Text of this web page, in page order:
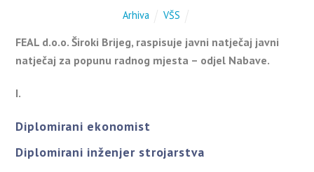
Arhiva VŠS
FEAL d.o.o. Široki Brijeg, raspisuje javni natječaj javni
natječaj za popunu radnog mjesta – odjel Nabave.
I.
Diplomirani ekonomist
Diplomirani inženjer strojarstva